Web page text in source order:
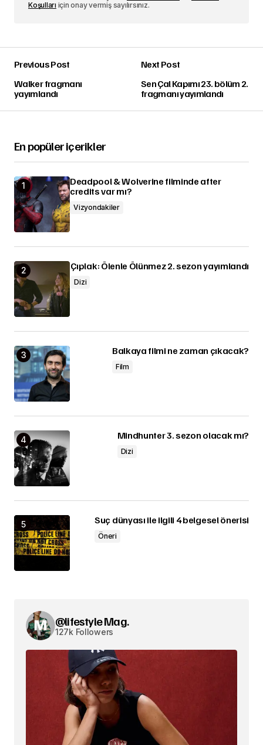
Koşulları için onay vermiş sayılırsınız.
Previous Post
Walker fragmanı
yayımlandı
Next Post
Sen Çal Kapımı 23. bölüm 2.
fragmanı yayımlandı
En popüler içerikler
Deadpool & Wolverine filminde after
credits var mı?
Vizyondakiler
Çıplak: Ölenle Ölünmez 2. sezon yayımlandı
Dizi
Balkaya filmi ne zaman çıkacak?
Film
Mindhunter 3. sezon olacak mı?
Dizi
Suç dünyası ile ilgili 4 belgesel önerisi
Öneri
@lifestyle Mag.
127k Followers